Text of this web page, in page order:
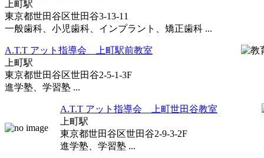
上町駅
東京都世田谷区世田谷3-13-11
一般歯科、小児歯科、インプラント、矯正歯科 ...
A.T.T アット指導会 上町駅前教室
上町駅
東京都世田谷区世田谷2-5-1-3F
進学塾、学習塾 ...
A.T.T アット指導会 上町世田谷教室
上町駅
東京都世田谷区世田谷2-9-3-2F
進学塾、学習塾 ...